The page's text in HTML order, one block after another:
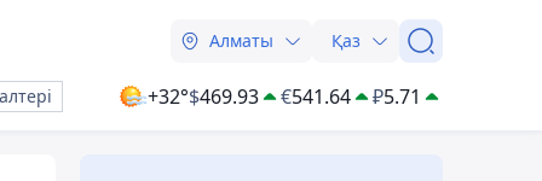
Алматы Қаз
+32°$469.93 €541.64 ₽5.71